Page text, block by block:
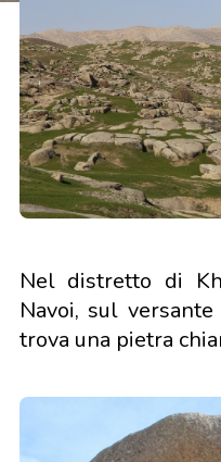
Nel distretto di
Navoi, sul
trova una pietra